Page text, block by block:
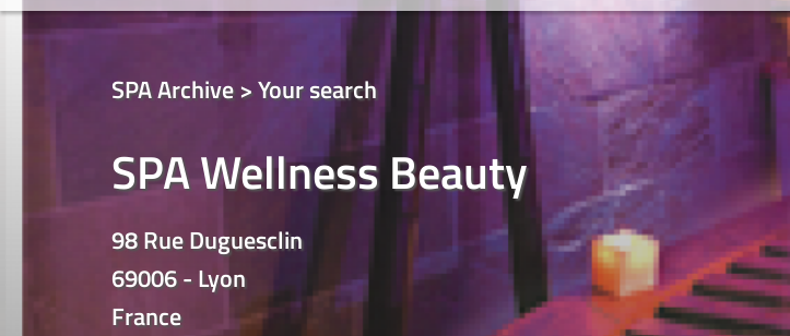
SPA Archive > Your search
SPA Wellness Beauty
98 Rue Duguesclin
69006 - Lyon
France